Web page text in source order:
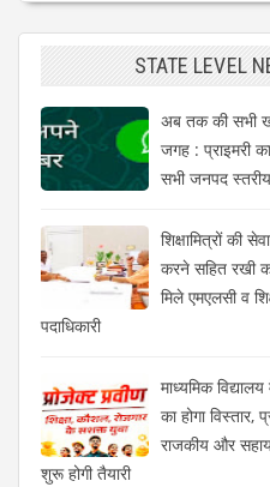
STATE LEVEL
अब तक की सभी
जगह : प्राइमरी
सभी जनपद
शिक्षामित्रों की
करने सहित रखी
मिले एमएलसी व
पदाधिकारी
माध्यमिक
का होगा
राजकीय और
शुरू होगी तैयारी